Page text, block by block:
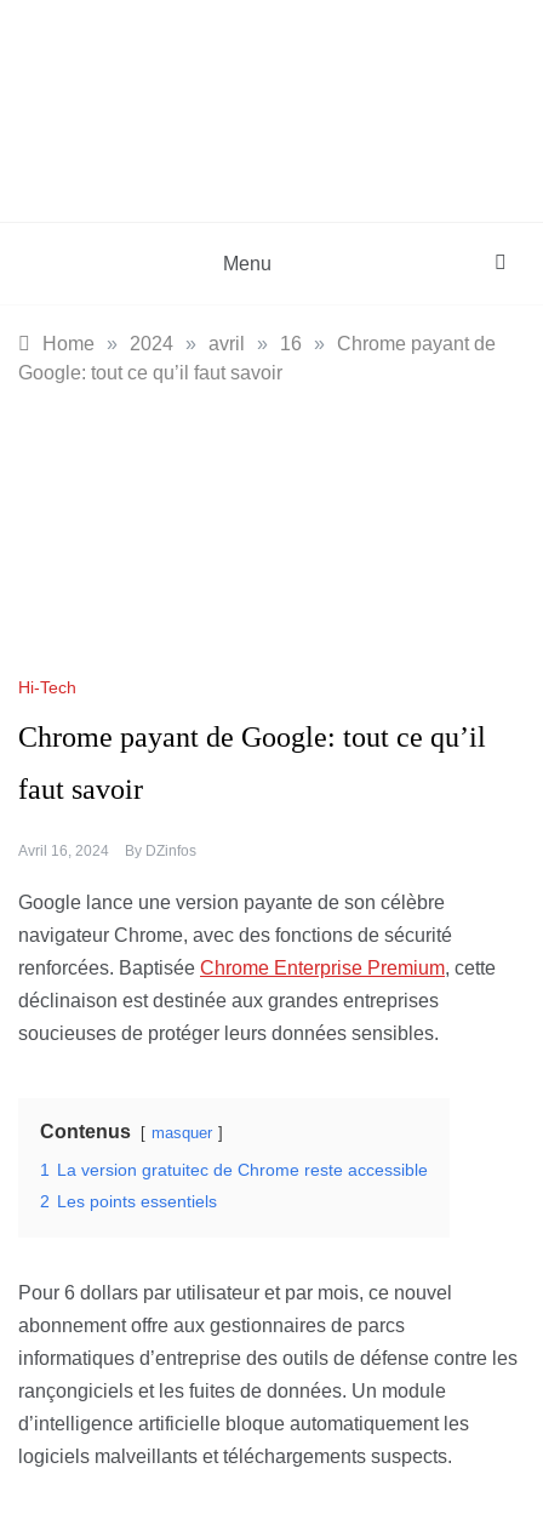
Menu
Home » 2024 » avril » 16 »
Chrome payant de
Google: tout ce qu’il faut savoir
Hi-Tech
Chrome payant de Google: tout ce qu’il
faut savoir
Avril 16, 2024 By DZinfos
Google lance une version payante de son célèbre
navigateur Chrome, avec des fonctions de sécurité
renforcées. Baptisée Chrome Enterprise Premium, cette
déclinaison est destinée aux grandes entreprises
soucieuses de protéger leurs données sensibles.
Contenus masquer
1
La version gratuitec de Chrome reste accessible
2 Les points essentiels
Pour 6 dollars par utilisateur et par mois, ce nouvel
abonnement offre aux gestionnaires de parcs
informatiques d’entreprise des outils de défense contre les
rançongiciels et les fuites de données. Un module
d’intelligence artificielle bloque automatiquement les
logiciels malveillants et téléchargements suspects.